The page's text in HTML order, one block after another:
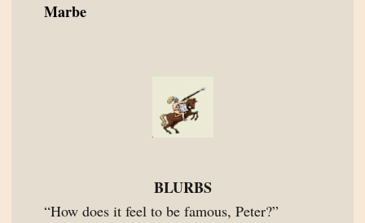
Marbe
BLURBS
“How does it feel to be famous, Peter?”